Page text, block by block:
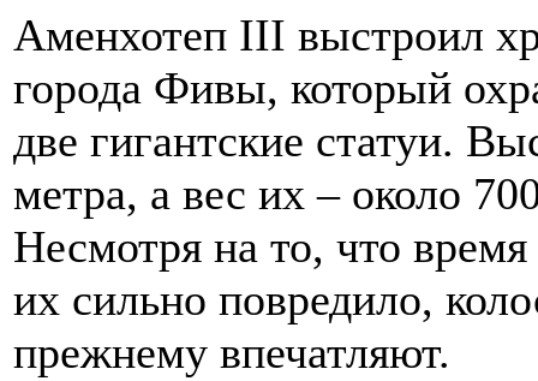
Аменхотеп III выстроил
города Фивы, который
две гигантские статуи.
метра, а вес их – около
Несмотря на то, что
их сильно повредило,
прежнему впечатляют.